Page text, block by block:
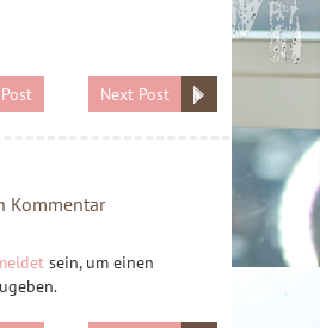
Next Post
Kommentar
sein, um einen